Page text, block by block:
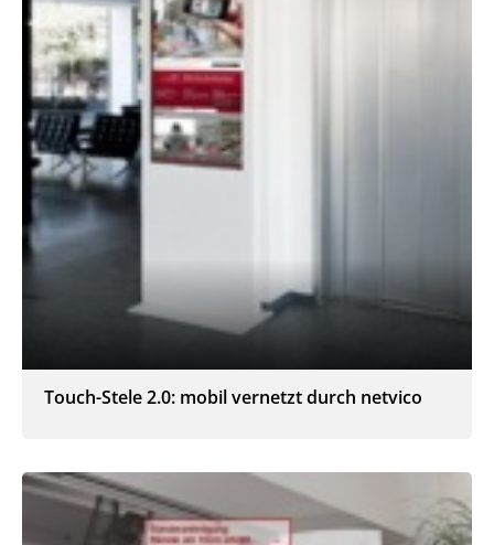
Touch-Stele 2.0: mobil vernetzt durch netvico